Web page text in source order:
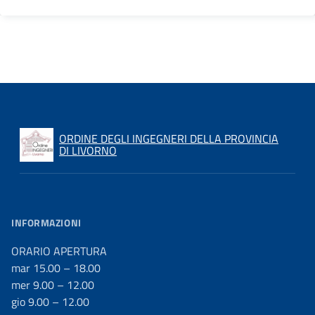
ORDINE DEGLI INGEGNERI DELLA PROVINCIA
DI LIVORNO
INFORMAZIONI
ORARIO APERTURA
mar 15.00 – 18.00
mer 9.00 – 12.00
gio 9.00 – 12.00